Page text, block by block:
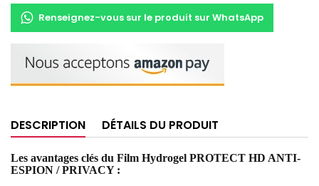
Renseignez-vous sur le produit sur WhatsApp
DESCRIPTION DÉTAILS DU PRODUIT
Les avantages clés du Film Hydrogel PROTECT HD ANTI-
ESPION / PRIVACY :